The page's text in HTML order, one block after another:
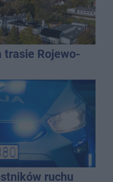
trasie Rojewo-
ruchu